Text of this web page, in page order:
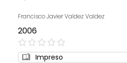
Francisco Javier Valdez Valdez
2006
0%
Impreso